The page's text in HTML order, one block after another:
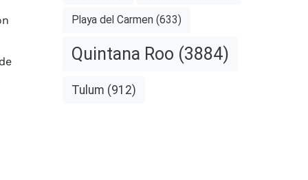
Playa del Carmen (633)
Quintana Roo (3884)
Tulum (912)